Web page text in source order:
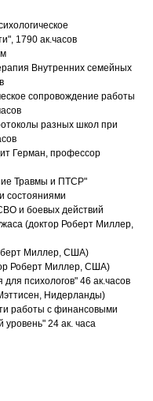
1790 ак.часов
Внутренних семейных
сопровождение работы
разных школ при
Герман, профессор
Травмы и ПТСР"
состояниями
и боевых действий
(доктор Роберт Миллер,
Миллер, США)
Роберт Миллер, США)
психологов" 46 ак.часов
Нидерланды)
работы с финансовыми
24 ак. часа